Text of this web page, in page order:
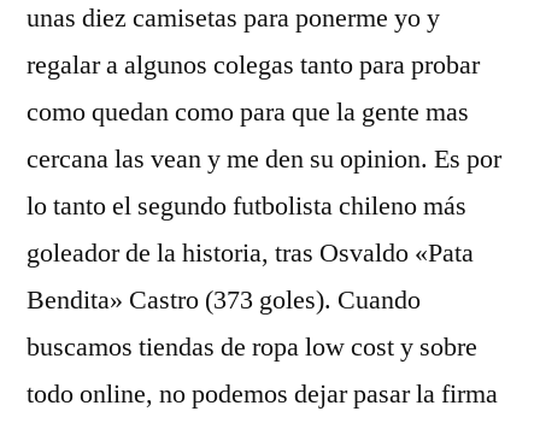
unas diez camisetas para ponerme yo y
regalar a algunos colegas tanto para probar
como quedan como para que la gente mas
cercana las vean y me den su opinion. Es por
lo tanto el segundo futbolista chileno más
goleador de la historia, tras Osvaldo «Pata
Bendita» Castro (373 goles). Cuando
buscamos tiendas de ropa low cost y sobre
todo online, no podemos dejar pasar la firma